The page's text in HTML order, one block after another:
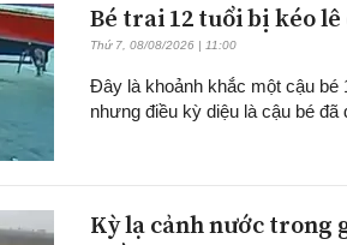
Bé trai 12 tuổi bị kéo
Thứ 7, 08/08/2026 | 11:00
Đây là khoảnh khắc một cậu bé
nhưng điều kỳ diệu là cậu bé
Kỳ lạ cảnh nước trong